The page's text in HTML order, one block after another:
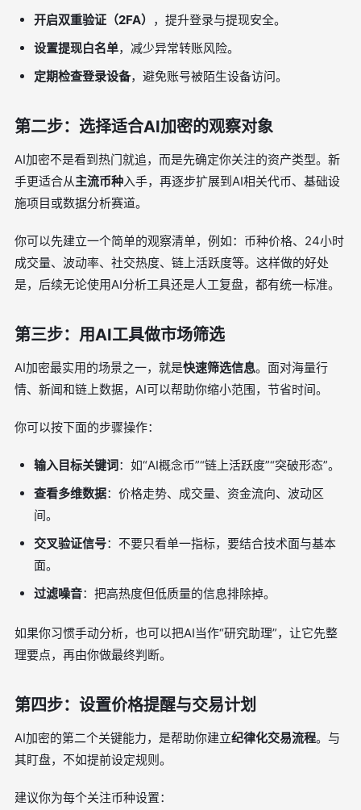
开启双重验证（2FA） ，提升登录与提现安全。
设置提现白名单，减少异常转账风险。
定期检查登录设备，避免账号被陌生设备访问。
第二步：选择适合AI加密的观察对象
AI加密不是看到热门就追，而是先确定你关注的资产类型。新
手更适合从主流币种入手，再逐步扩展到AI相关代币、基础设
施项目或数据分析赛道。
你可以先建立一个简单的观察清单，例如：币种价格、24小时
成交量、波动率、社交热度、链上活跃度等。这样做的好处
是，后续无论使用AI分析工具还是人工复盘，都有统一标准。
第三步：用AI工具做市场筛选
AI加密最实用的场景之一，就是快速筛选信息。面对海量行
情、新闻和链上数据，AI可以帮助你缩小范围，节省时间。
你可以按下面的步骤操作：
输入目标关键词：如“AI概念币”“链上活跃度”“突破形态”。
查看多维数据：价格走势、成交量、资金流向、波动区
间。
交叉验证信号：不要只看单一指标，要结合技术面与基本
面。
过滤噪音：把高热度但低质量的信息排除掉。
如果你习惯手动分析，也可以把AI当作“研究助理”，让它先整
理要点，再由你做最终判断。
第四步：设置价格提醒与交易计划
AI加密的第二个关键能力，是帮助你建立纪律化交易流程。与
其盯盘，不如提前设定规则。
建议你为每个关注币种设置：